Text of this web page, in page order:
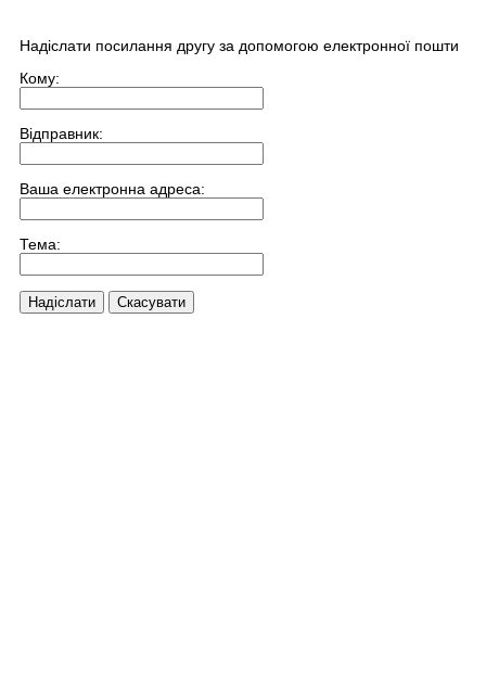
Надіслати посилання другу за допомогою електронної пошти
Кому:
Відправник:
Ваша електронна адреса:
Тема:
Надіслати Скасувати